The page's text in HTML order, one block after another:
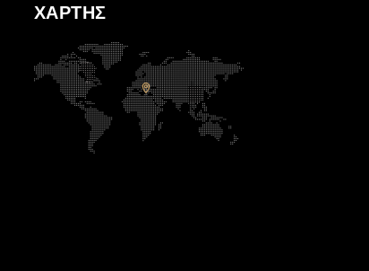
ΧΑΡΤΗΣ